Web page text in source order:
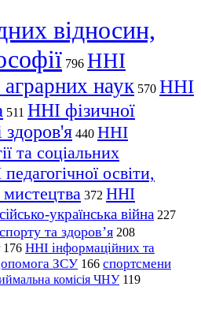
відносин,
796 ННІ
наук 570 ННІ
511 ННІ фізичної
здоров'я 440 ННІ
та соціальних
освіти,
мистецтва 372 ННІ
українська війна 227
та здоров’я 208
176 ННІ інформаційних та
ЗСУ 166 спортсмени
комісія ЧНУ 119